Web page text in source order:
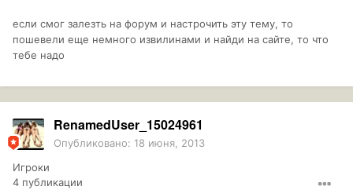
если смог залезть на форум и настрочить эту тему, то
пошевели еще немного извилинами и найди на сайте, то что
тебе надо
RenamedUser_15024961
Опубликовано: 18 июня, 2013
Игроки
4 публикации